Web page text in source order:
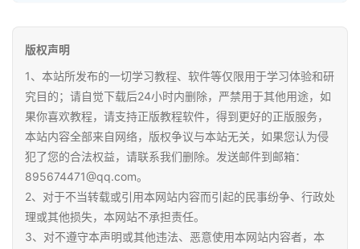
学
资
料
自
媒
体
资
源
登录 注册
版权声明
1、本站所发布的一切学习教程、软件等仅限用于学习体验和研
究目的；请自觉下载后24小时内删除，严禁用于其他用途，如
果你喜欢教程，请支持正版教程软件，得到更好的正版服务，
本站内容全部来自网络，版权争议与本站无关，如果您认为侵
犯了您的合法权益，请联系我们删除。发送邮件到邮箱：
895674471@qq.com。
2、对于不当转载或引用本网站内容而引起的民事纷争、行政处
理或其他损失，本网站不承担责任。
3、对不遵守本声明或其他违法、恶意使用本网站内容者，本